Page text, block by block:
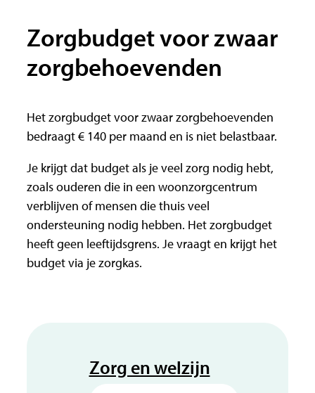
Zorgbudget voor zwaar
zorgbehoevenden
Het zorgbudget voor zwaar zorgbehoevenden
bedraagt € 140 per maand en is niet belastbaar.
Je krijgt dat budget als je veel zorg nodig hebt,
zoals ouderen die in een woonzorgcentrum
verblijven of mensen die thuis veel
ondersteuning nodig hebben. Het zorgbudget
heeft geen leeftijdsgrens. Je vraagt en krijgt het
budget via je zorgkas.
Contact
Zorg en welzijn